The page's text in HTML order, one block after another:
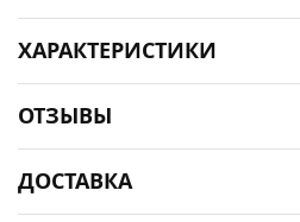
ХАРАКТЕРИСТИКИ
ОТЗЫВЫ
ДОСТАВКА